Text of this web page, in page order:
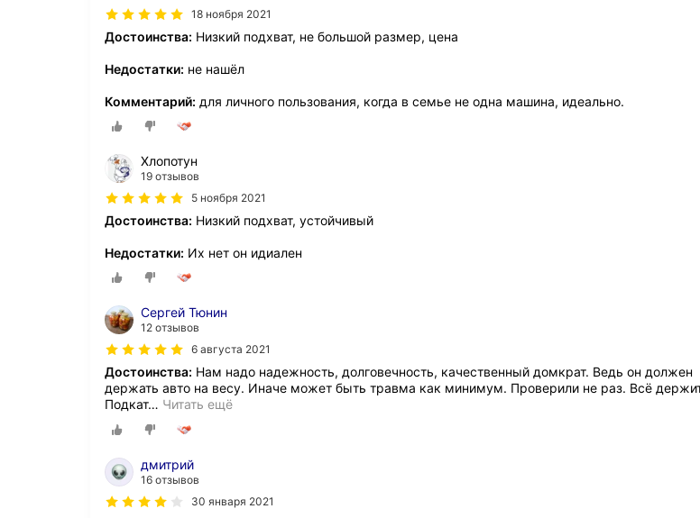
18 ноября 2021
Достоинства: Низкий подхват, не большой размер, цена
Недостатки: не нашёл
Комментарий: для личного пользования, когда в семье не одна машина, идеально.
Хлопотун
19 отзывов
5 ноября 2021
Достоинства: Низкий подхват, устойчивый
Недостатки: Их нет он идиален
Сергей Тюнин
12 отзывов
6 августа 2021
Достоинства: Нам надо надежность, долговечность, качественный домкрат. Ведь он должен
держать авто на весу. Иначе может быть травма как минимум. Проверили не раз. Всё
Подкат… Читать ещё
дмитрий
16 отзывов
30 января 2021